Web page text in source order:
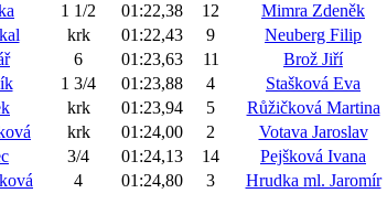
1 1/2 01:22,38 12 Mimra Zdeněk
krk 01:22,43 9 Neuberg Filip
6 01:23,63 11 Brož Jiří
1 3/4 01:23,88 4 Stašková Eva
krk 01:23,94 5 Růžičková Martina
krk 01:24,00 2 Votava Jaroslav
3/4 01:24,13 14 Pejšková Ivana
4 01:24,80 3 Hrudka ml. Jaromír